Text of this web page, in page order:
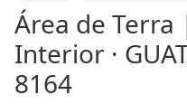
Área de Terra
Interior ·
8164